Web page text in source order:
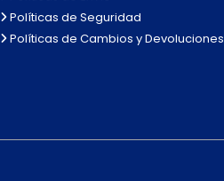
Políticas de Seguridad
Políticas de Cambios y Devoluciones